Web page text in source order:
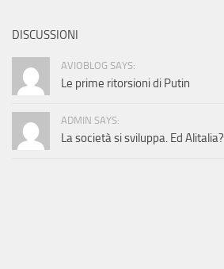
DISCUSSIONI
AVIOBLOG SAYS:
Le prime ritorsioni di Putin
ADMIN SAYS:
La società si sviluppa. Ed Alitalia?